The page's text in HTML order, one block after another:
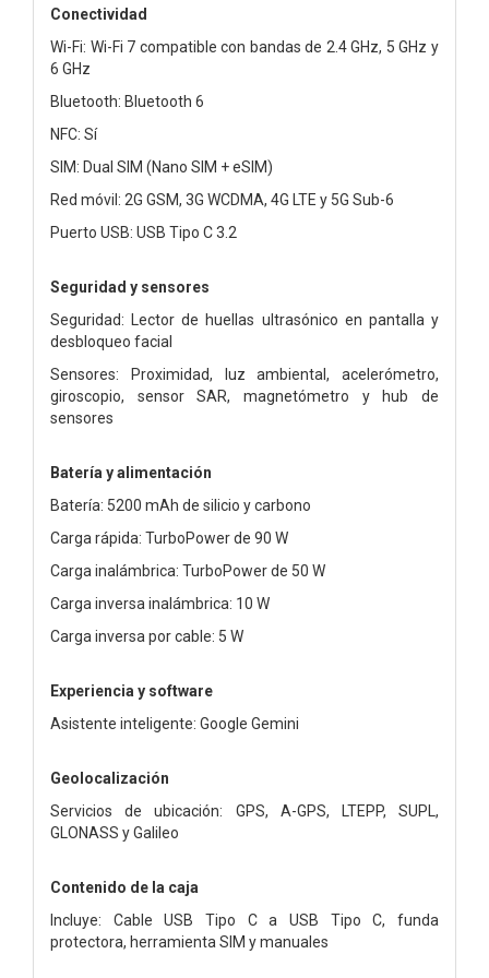
Conectividad
Wi-Fi: Wi-Fi 7 compatible con bandas de 2.4 GHz, 5 GHz y
6 GHz
Bluetooth: Bluetooth 6
NFC: Sí
SIM: Dual SIM (Nano SIM + eSIM)
Red móvil: 2G GSM, 3G WCDMA, 4G LTE y 5G Sub-6
Puerto USB: USB Tipo C 3.2
Seguridad y sensores
Seguridad: Lector de huellas ultrasónico en pantalla y
desbloqueo facial
Sensores: Proximidad, luz ambiental, acelerómetro,
giroscopio, sensor SAR, magnetómetro y hub de
sensores
Batería y alimentación
Batería: 5200 mAh de silicio y carbono
Carga rápida: TurboPower de 90 W
Carga inalámbrica: TurboPower de 50 W
Carga inversa inalámbrica: 10 W
Carga inversa por cable: 5 W
Experiencia y software
Asistente inteligente: Google Gemini
Geolocalización
Servicios de ubicación: GPS, A-GPS, LTEPP, SUPL,
GLONASS y Galileo
Contenido de la caja
Incluye: Cable USB Tipo C a USB Tipo C, funda
protectora, herramienta SIM y manuales